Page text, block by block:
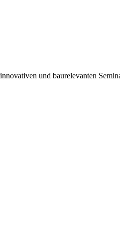
und baurelevanten